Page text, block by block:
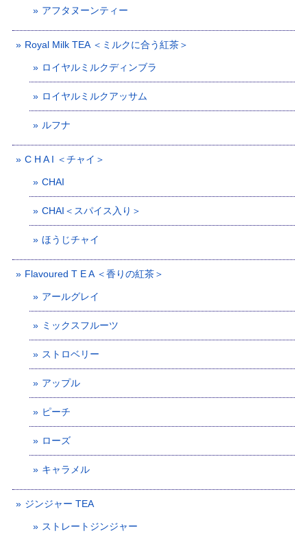
アフタヌーンティー
Royal Milk TEA ＜ミルクに合う紅茶＞
ロイヤルミルクディンブラ
ロイヤルミルクアッサム
ルフナ
C H A I ＜チャイ＞
CHAI
CHAI＜スパイス入り＞
ほうじチャイ
Flavoured T E A ＜香りの紅茶＞
アールグレイ
ミックスフルーツ
ストロベリー
アップル
ピーチ
ローズ
キャラメル
ジンジャー TEA
ストレートジンジャー